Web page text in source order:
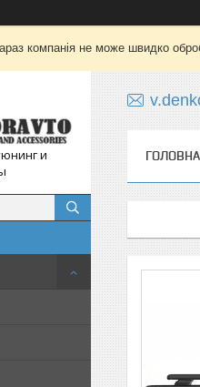
компанія не може швидко
и
ГОЛОВНА